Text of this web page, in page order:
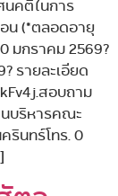
นคติในการ
น (*ตลอดอายุ
มกราคม 2569?
รายละเอียด
สอบถาม
บริหารคณะ
นทร์โทร. 0